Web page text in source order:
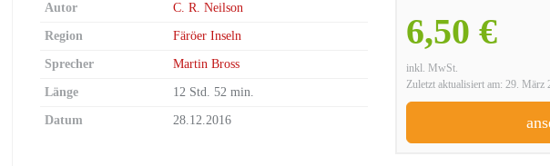
6,50 €
inkl. MwSt.
Zuletzt aktualisiert am: 29. März
Autor C. R. Neilson
Region Färöer Inseln
Sprecher Martin Bross
Länge 12 Std. 52 min.
Datum 28.12.2016